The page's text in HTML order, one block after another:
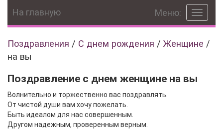
Toggle
На главную Меню:
Поздравления / С днем рождения / Женщине /
на вы
Поздравление с днем женщине на вы
Волнительно и торжественно вас поздравлять.
От чистой души вам хочу пожелать.
Быть идеалом для нас совершенным.
Другом надежным, проверенным верным.